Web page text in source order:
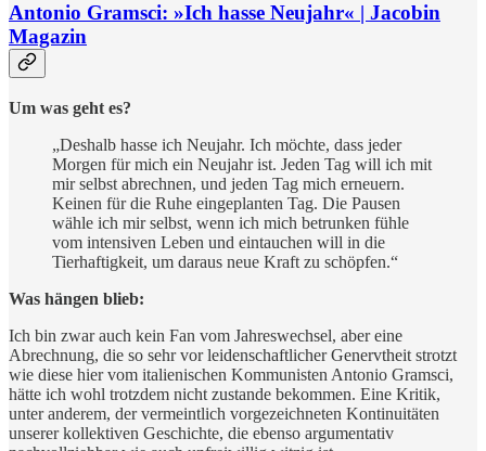
Antonio Gramsci: »Ich hasse Neujahr« | Jacobin
Magazin
Um was geht es?
„Deshalb hasse ich Neujahr. Ich möchte, dass jeder
Morgen für mich ein Neujahr ist. Jeden Tag will ich mit
mir selbst abrechnen, und jeden Tag mich erneuern.
Keinen für die Ruhe eingeplanten Tag. Die Pausen
wähle ich mir selbst, wenn ich mich betrunken fühle
vom intensiven Leben und eintauchen will in die
Tierhaftigkeit, um daraus neue Kraft zu schöpfen.“
Was hängen blieb:
Ich bin zwar auch kein Fan vom Jahreswechsel, aber eine
Abrechnung, die so sehr vor leidenschaftlicher Genervtheit strotzt
wie diese hier vom italienischen Kommunisten Antonio Gramsci,
hätte ich wohl trotzdem nicht zustande bekommen. Eine Kritik,
unter anderem, der vermeintlich vorgezeichneten Kontinuitäten
unserer kollektiven Geschichte, die ebenso argumentativ